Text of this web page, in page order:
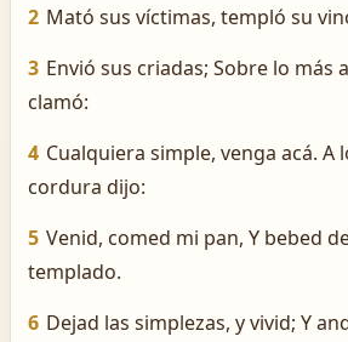
2 Mató sus víctimas, templó su
3 Envió sus criadas; Sobre lo más
clamó:
4 Cualquiera simple, venga acá. A
cordura dijo:
5 Venid, comed mi pan, Y bebed
templado.
6 Dejad las simplezas, y vivid; Y